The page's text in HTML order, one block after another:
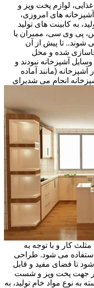
لوازم پخت وپز و
های امروزی،
به کابینت های تولید
پی وی سی، ممبران یا
شوند.. تا پیش از آن
جاسازی شده و محل
آشپزخانه نبودند و
(مانند آماده
انجام می شدبرای
کار و با توجه به
استفاده می شود. طراحی
تا فضای مفید و قابل
جهت پخت وپز و شست
به نوع مواد خام تولید، به